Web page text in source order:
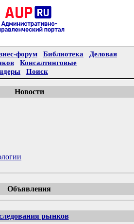
форум Библиотека
Деловая
Консалтинговые
Поиск
Новости
Объявления
рынков